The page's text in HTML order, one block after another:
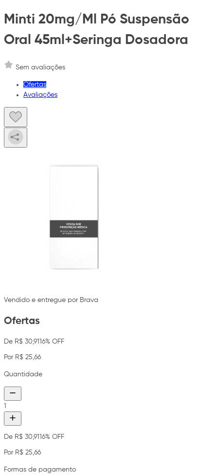
Minti 20mg/Ml Pó Suspensão
Oral 45ml+Seringa Dosadora
Sem avaliações
Ofertas
Avaliações
Vendido e entregue por Brava
Ofertas
De R$ 30,9116% OFF
Por R$ 25,66
Quantidade
1
De R$ 30,9116% OFF
Por R$ 25,66
Formas de pagamento